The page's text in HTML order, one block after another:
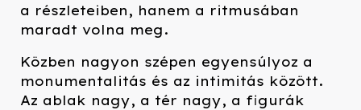
a részleteiben, hanem a ritmusában
maradt volna meg.
Közben nagyon szépen egyensúlyoz a
monumentalitás és az intimitás között.
Az ablak nagy, a tér nagy, a figurák